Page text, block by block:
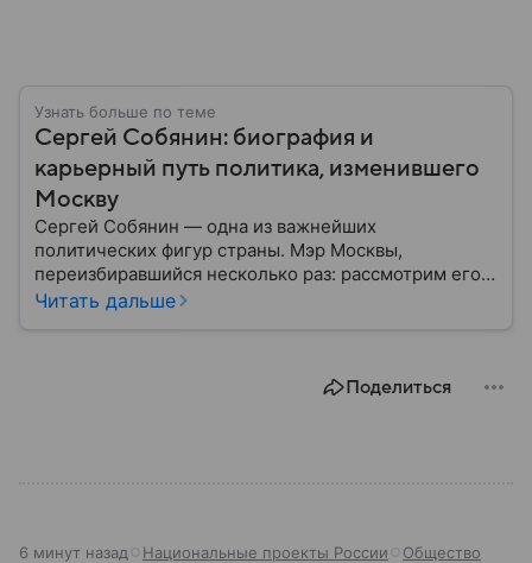
Узнать больше по теме
Сергей Собянин: биография и
карьерный путь политика, изменившего
Москву
Сергей Собянин — одна из важнейших
политических фигур страны. Мэр Москвы,
переизбиравшийся несколько раз: рассмотрим его
биографию подробнее.
Читать дальше
Поделиться
6 минут назад Национальные проекты России Общество